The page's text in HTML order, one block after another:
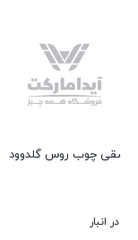
شیرینی
1 عدد در انبار